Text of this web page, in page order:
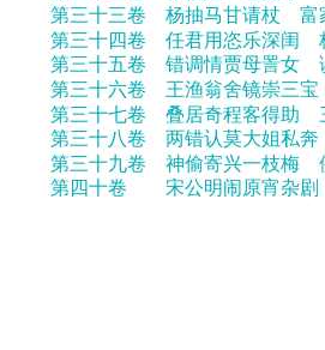
第三十三卷 杨抽马甘请杖 富
第三十四卷 任君用恣乐深闺
第三十五卷 错调情贾母詈女
第三十六卷 王渔翁舍镜崇三
第三十七卷 叠居奇程客得助
第三十八卷 两错认莫大姐私
第三十九卷 神偷寄兴一枝梅
第四十卷 宋公明闹原宵杂剧